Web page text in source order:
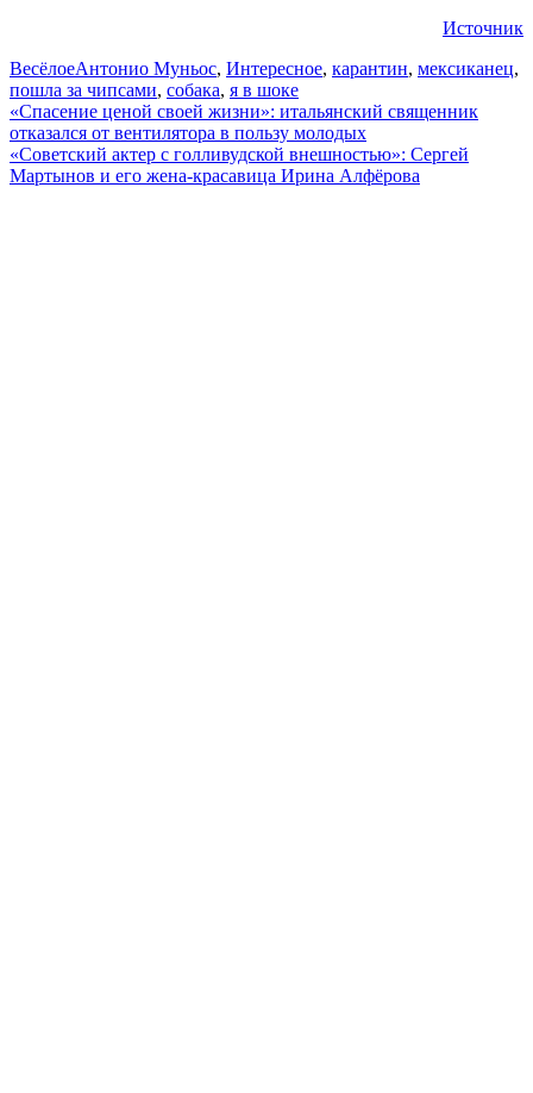
Источник
ВесёлоеАнтонио Муньос, Интересное, карантин, мексиканец,
пошла за чипсами, собака, я в шоке
Навигация
по
записям
«Спасение ценой своей жизни»: итальянский священник
отказался от вентилятора в пользу молодых
«Советский актер с голливудской внешностью»: Сергей
Мартынов и его жена-красавица Ирина Алфёрова